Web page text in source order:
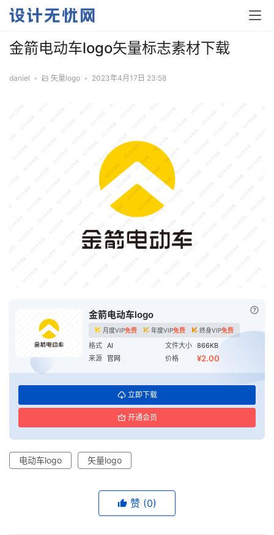
金箭电动车logo矢量标志素材下载
daniel • 矢量logo • 2023年4月17日 23:58
金箭电动车logo
月度VIP免费 年度VIP免费 终身VIP免费
格式 AI 文件大小
866KB
来源 官网 价格 ¥2.00
立即下载
开通会员
电动车logo 矢量logo
赞 (0)